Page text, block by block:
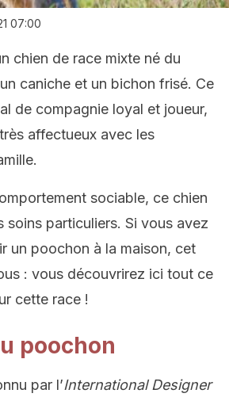
07:00
chien de race mixte né du
caniche et un bichon frisé. Ce
de compagnie loyal et joueur,
affectueux avec les
sociable, ce chien
soins particuliers. Si vous avez
un poochon à la maison, cet
: vous découvrirez ici tout ce
cette race !
poochon
par l’International Designer